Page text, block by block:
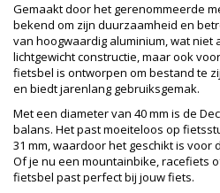
Gemaakt door het gerenommeerde
bekend om zijn duurzaamheid en
van hoogwaardig aluminium, wat niet
lichtgewicht constructie, maar ook
fietsbel is ontworpen om bestand te
en biedt jarenlang gebruiksgemak.
Met een diameter van 40 mm is de
balans. Het past moeiteloos op
31 mm, waardoor het geschikt is voor
Of je nu een mountainbike, racefiets
fietsbel past perfect bij jouw fiets.